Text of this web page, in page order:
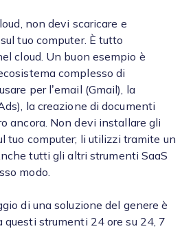
non devi scaricare e
tuo computer. È tutto
cloud. Un buon esempio è
complesso di
per l’email (Gmail), la
la creazione di documenti
ancora. Non devi installare gli
tuo computer; li utilizzi tramite un
tutti gli altri strumenti SaaS
modo.
di una soluzione del genere è
questi strumenti 24 ore su 24, 7